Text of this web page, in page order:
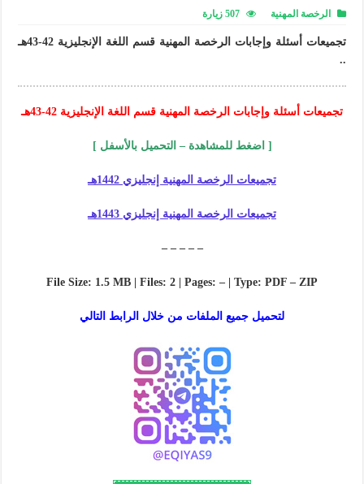
الرخصة المهنية 507 زيارة
تجميعات أسئلة وإجابات الرخصة المهنية قسم اللغة الإنجليزية 42-43هـ
..
تجميعات أسئلة وإجابات الرخصة المهنية قسم اللغة الإنجليزية 42-43هـ
[ اضغط للمشاهدة – التحميل بالأسفل ]
تجميعات الرخصة المهنية إنجليزي 1442هـ
تجميعات الرخصة المهنية إنجليزي 1443هـ
– – – – –
File Size: 1.5 MB | Files: 2 | Pages: – | Type: PDF – ZIP
لتحميل جميع الملفات من خلال الرابط التالي